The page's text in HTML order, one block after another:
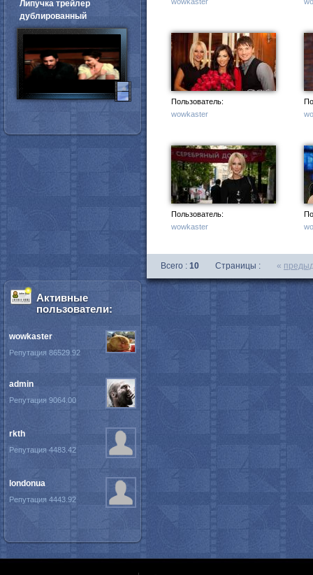
Пользователь:
wowkaster
Пользователь:
wowkaster
Всего : 10 Страницы : «
Липучка трейлер
дублированный
Активные
пользователи:
wowkaster
Репутация 86529.92
admin
Репутация 9064.00
rkth
Репутация 4483.42
londonua
Репутация 4443.92